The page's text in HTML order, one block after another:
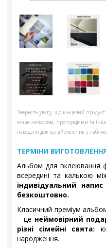
Зверніть увагу, що кінцевий
вище кольором, пропорціями та
наведено для ознайомлення з
ТЕРМІНИ
Альбом для вклеювання
всередині та калькою
індивідуальний
безкоштовно.
Класичний преміум
– це неймовірний
різні сімейні свята:
народження.